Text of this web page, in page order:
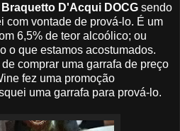
D'Acqui DOCG sendo
com vontade de prová-lo. É um
6,5% de teor alcoólico; ou
o que estamos acostumados.
comprar uma garrafa de preço
fez uma promoção
uma garrafa para prová-lo.